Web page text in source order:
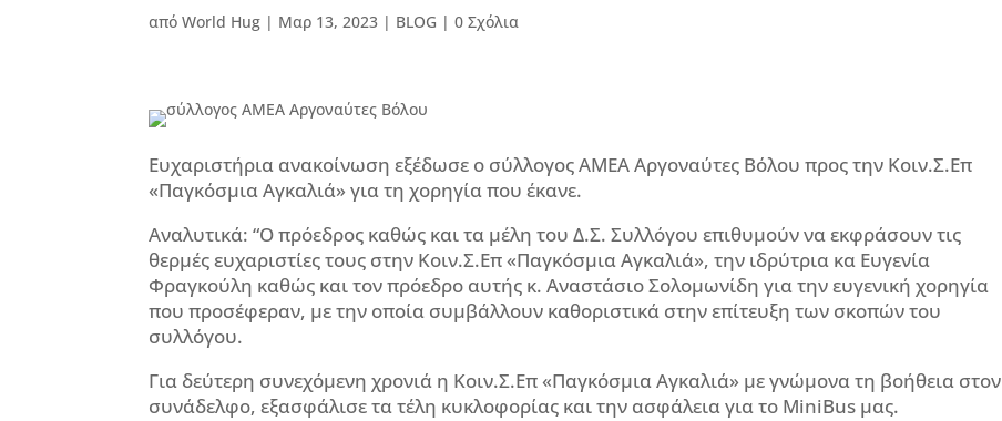
απόWorld Hug | Μαρ 13, 2023 | BLOG |0 Σχόλια
Ευχαριστήρια ανακοίνωση εξέδωσε ο σύλλογος ΑΜΕΑ Αργοναύτες Βόλου προς την Κοιν.Σ.Επ
«Παγκόσμια Αγκαλιά» για τη χορηγία που έκανε.
Αναλυτικά: “Ο πρόεδρος καθώς και τα μέλη του Δ.Σ. Συλλόγου επιθυμούν να εκφράσουν τις
θερμές ευχαριστίες τους στην Κοιν.Σ.Επ «Παγκόσμια Αγκαλιά», την ιδρύτρια κα Ευγενία
Φραγκούλη καθώς και τον πρόεδρο αυτής κ. Αναστάσιο Σολoμωνίδη για την ευγενική χορηγία
που προσέφεραν, με την οποία συμβάλλουν καθοριστικά στην επίτευξη των σκοπών του
συλλόγου.
Για δεύτερη συνεχόμενη χρονιά η Κοιν.Σ.Επ «Παγκόσμια Αγκαλιά» με γνώμονα τη βοήθεια στον
συνάδελφο, εξασφάλισε τα τέλη κυκλοφορίας και την ασφάλεια για το MiniBus μας.